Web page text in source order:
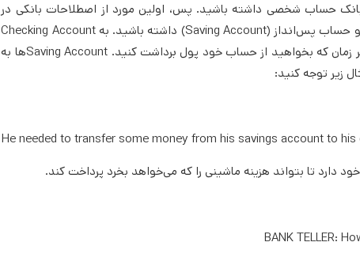
بانک حساب شخصی داشته باشید. پس، اولین مورد از اصطلاحات بانکی در
انگلیسی، Account است. شما می‌توانید یک حساب جاری (Checking Account) و حساب پس‌انداز (Saving Account) داشته باشید. به Checking Account
(که در زبان بریتیش Current Account نیز گفته می‌شود) به شما اجازه می‌دهد هر زمان که بخواهید از حساب خود پول برداشت کنید. Saving Accountها به
زیر توجه کنید:
He needed to transfer some money from his savings account to
تا بتواند هزینه ماشینی را که می‌خواهد بخرد پرداخت کند.
BANK TELLER: